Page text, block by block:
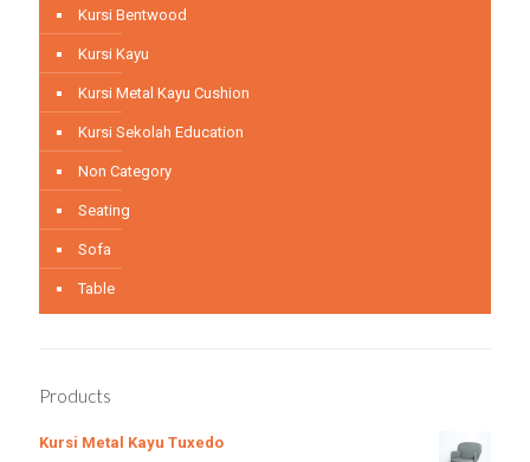
Kursi Bentwood
Kursi Kayu
Kursi Metal Kayu Cushion
Kursi Sekolah Education
Non Category
Seating
Sofa
Table
Products
Kursi Metal Kayu Tuxedo